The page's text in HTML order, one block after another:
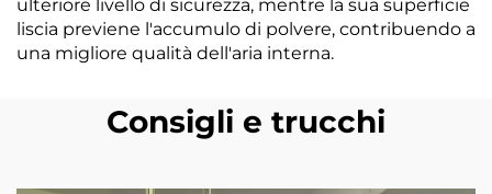
ulteriore livello di sicurezza, mentre la sua superficie
liscia previene l'accumulo di polvere, contribuendo a
una migliore qualità dell'aria interna.
Consigli e trucchi